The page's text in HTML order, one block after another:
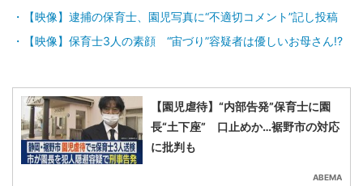
【映像】逮捕の保育士、園児写真に“不適切コメント”記し投稿
【映像】保育士3人の素顔 “宙づり”容疑者は優しいお母さん!?
【園児虐待】“内部告発”保育士に園
長“土下座” 口止めか…裾野市の対応
に批判も
ABEMA